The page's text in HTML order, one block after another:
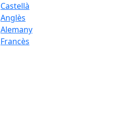
Castellà
Anglès
Alemany
Francès